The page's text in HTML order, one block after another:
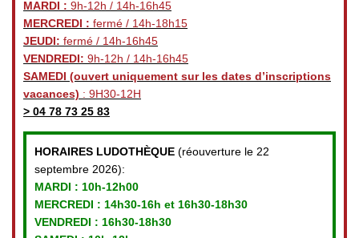
MARDI : 9h-12h / 14h-16h45
MERCREDI : fermé / 14h-18h15
JEUDI: fermé / 14h-16h45
VENDREDI: 9h-12h / 14h-16h45
SAMEDI (ouvert uniquement sur les dates d’inscriptions
vacances) : 9H30-12H
> 04 78 73 25 83
HORAIRES LUDOTHÈQUE (réouverture le 22
septembre 2026):
MARDI : 10h-12h00
MERCREDI : 14h30-16h et 16h30-18h30
VENDREDI : 16h30-18h30